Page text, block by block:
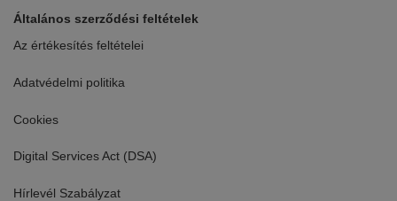
Általános szerződési feltételek
Az értékesítés feltételei
Adatvédelmi politika
Cookies
Digital Services Act (DSA)
Hírlevél Szabályzat